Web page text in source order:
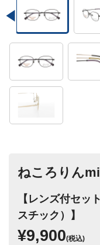
ねころりん
【レンズ付セッ
スチック）】
¥9,900(税込)